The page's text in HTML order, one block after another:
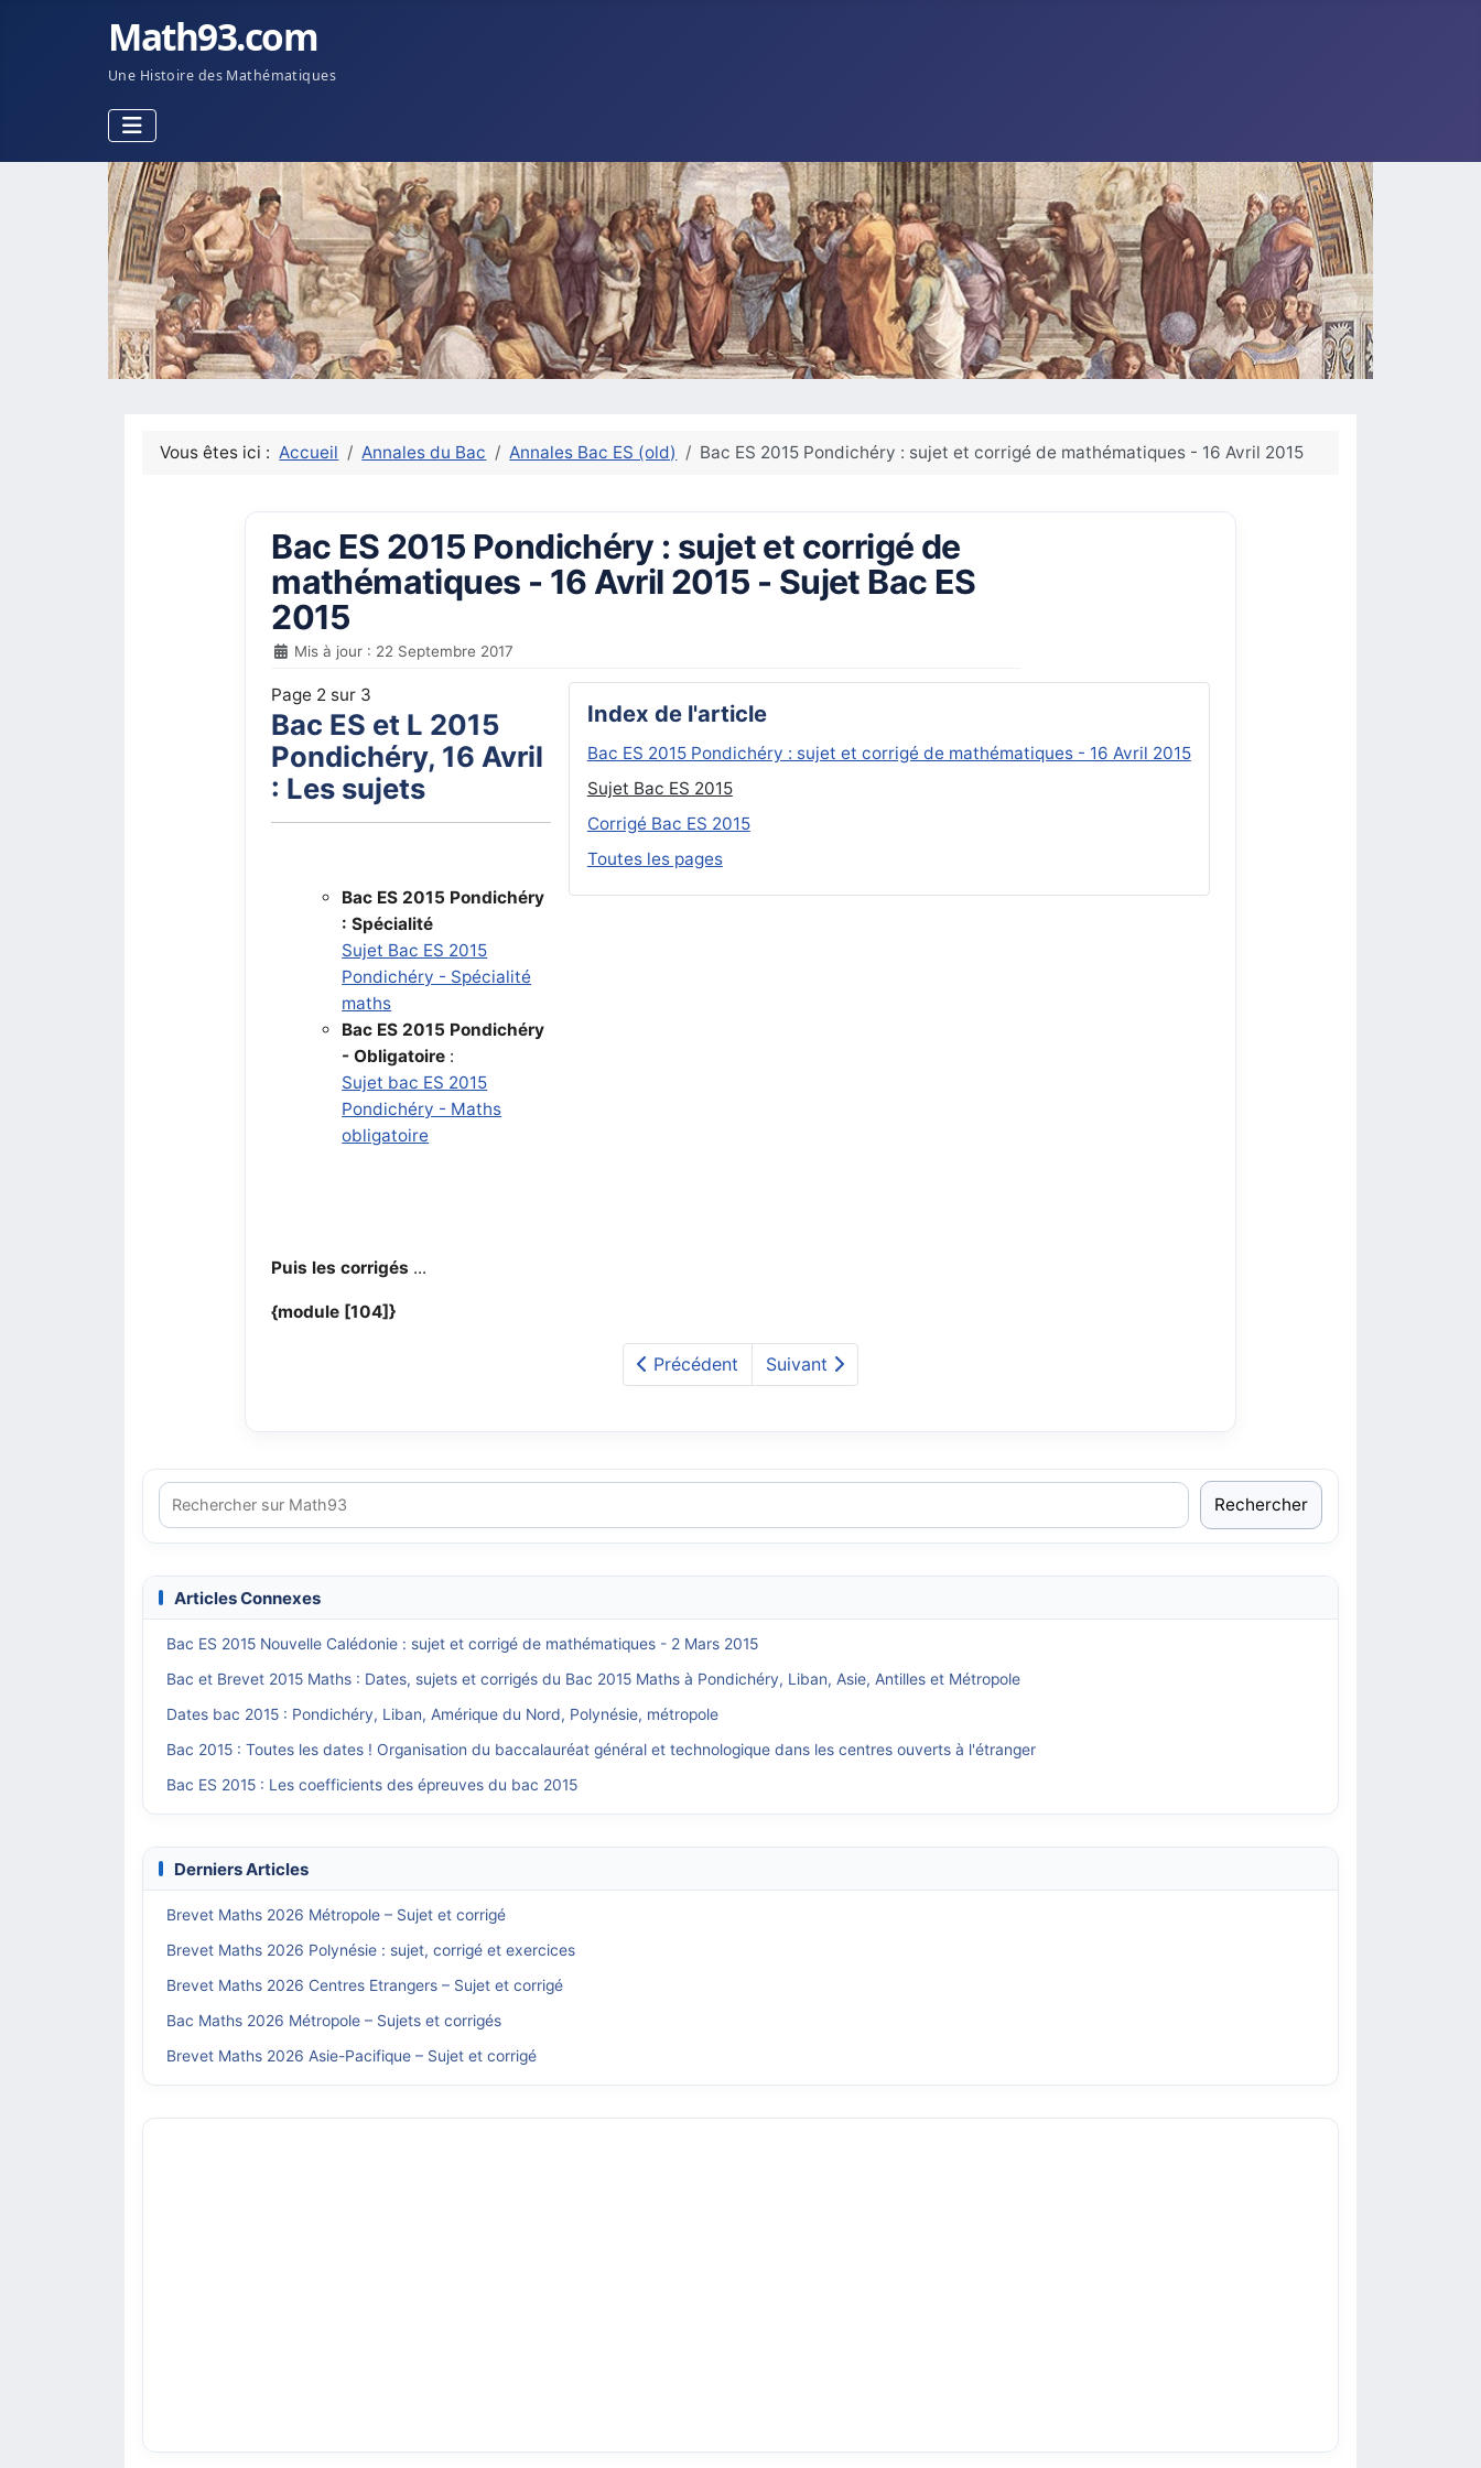
Math93.com
Une Histoire des Mathématiques
Vous êtes ici :Accueil Annales du Bac Annales Bac ES (old) Bac ES 2015 Pondichéry : sujet et corrigé de mathématiques - 16 Avril 2015
Bac ES 2015 Pondichéry : sujet et corrigé de
mathématiques - 16 Avril 2015 - Sujet Bac ES
2015
Mis à jour : 22 Septembre 2017
Index de l'article
Bac ES 2015 Pondichéry : sujet et corrigé de mathématiques - 16 Avril 2015
Sujet Bac ES 2015
Corrigé Bac ES 2015
Toutes les pages
Page 2 sur 3
Bac ES et L 2015
Pondichéry, 16 Avril
: Les sujets
Bac ES 2015 Pondichéry
: Spécialité
Sujet Bac ES 2015
Pondichéry - Spécialité
maths
Bac ES 2015 Pondichéry
- Obligatoire :
Sujet bac ES 2015
Pondichéry - Maths
obligatoire
Puis les corrigés ...
{module [104]}
Précédent Suivant
Rechercher
Articles Connexes
Bac ES 2015 Nouvelle Calédonie : sujet et corrigé de mathématiques - 2 Mars 2015
Bac et Brevet 2015 Maths : Dates, sujets et corrigés du Bac 2015 Maths à Pondichéry, Liban, Asie, Antilles et Métropole
Dates bac 2015 : Pondichéry, Liban, Amérique du Nord, Polynésie, métropole
Bac 2015 : Toutes les dates ! Organisation du baccalauréat général et technologique dans les centres ouverts à l'étranger
Bac ES 2015 : Les coefficients des épreuves du bac 2015
Derniers Articles
Brevet Maths 2026 Métropole – Sujet et corrigé
Brevet Maths 2026 Polynésie : sujet, corrigé et exercices
Brevet Maths 2026 Centres Etrangers – Sujet et corrigé
Bac Maths 2026 Métropole – Sujets et corrigés
Brevet Maths 2026 Asie-Pacifique – Sujet et corrigé